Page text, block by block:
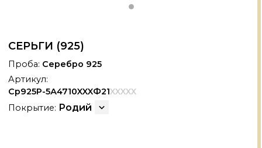
СЕРЬГИ (925)
Проба: Серебро 925
Артикул:
Ср925Р-5А4710XXXФ21XXXXX
Покрытие: Родий